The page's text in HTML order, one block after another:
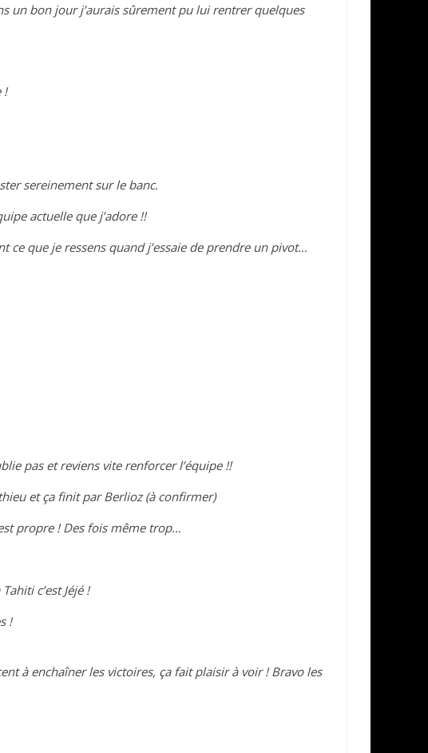
un bon jour j’aurais sûrement pu lui rentrer quelques
!
sereinement sur le banc.
actuelle que j’adore !!
ce que je ressens quand j’essaie de prendre un pivot…
pas et reviens vite renforcer l’équipe !!
et ça finit par Berlioz (à confirmer)
propre ! Des fois même trop…
c’est Jéjé !
!
à enchaîner les victoires, ça fait plaisir à voir ! Bravo les